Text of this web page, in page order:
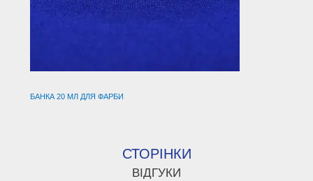
БАНКА 20 МЛ ДЛЯ ФАРБИ
СТОРІНКИ
ВІДГУКИ